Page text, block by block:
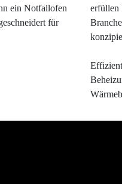
ein Notfallofen
für
erfüllen